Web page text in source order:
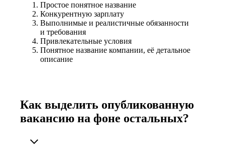
Простое понятное название
Конкурентную зарплату
Выполнимые и реалистичные обязанности
и требования
Привлекательные условия
Понятное название компании, её детальное
описание
Как выделить опубликованную
вакансию на фоне остальных?